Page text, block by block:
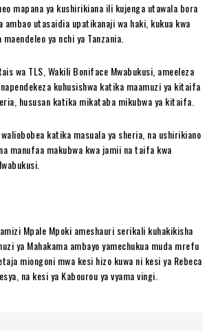
mapana ya kushirikiana ili kujenga utawala bora
ambao utasaidia upatikanaji wa haki, kukua kwa
ya nchi ya Tanzania.
wa TLS, Wakili Boniface Mwabukusi, ameeleza
kuhusishwa katika maamuzi ya kitaifa
hususan katika mikataba mikubwa ya kitaifa.
katika masuala ya sheria, na ushirikiano
manufaa makubwa kwa jamii na taifa kwa
Mpale Mpoki ameshauri serikali kuhakikisha
ya Mahakama ambayo yamechukua muda mrefu
miongoni mwa kesi hizo kuwa ni kesi ya Rebeca
na kesi ya Kabourou ya vyama vingi.